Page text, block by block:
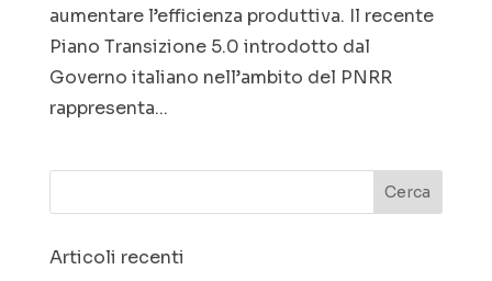
aumentare l’efficienza produttiva. Il recente
Piano Transizione 5.0 introdotto dal
Governo italiano nell’ambito del PNRR
rappresenta...
Articoli recenti